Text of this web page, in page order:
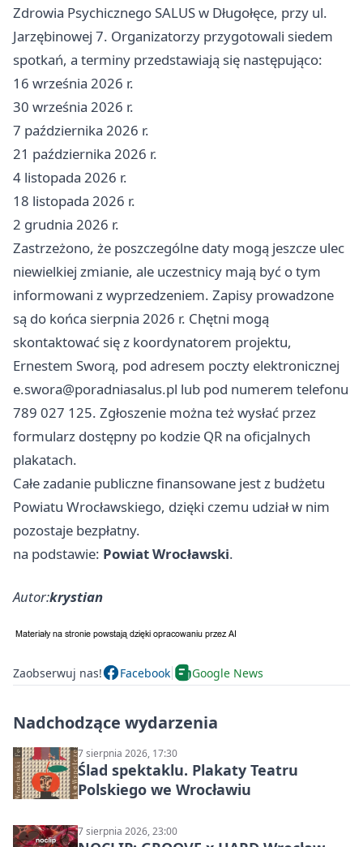
Zdrowia Psychicznego SALUS w Długołęce, przy ul.
Jarzębinowej 7. Organizatorzy przygotowali siedem
spotkań, a terminy przedstawiają się następująco:
16 września 2026 r.
30 września 2026 r.
7 października 2026 r.
21 października 2026 r.
4 listopada 2026 r.
18 listopada 2026 r.
2 grudnia 2026 r.
Zastrzeżono, że poszczególne daty mogą jeszcze ulec
niewielkiej zmianie, ale uczestnicy mają być o tym
informowani z wyprzedzeniem. Zapisy prowadzone
są do końca sierpnia 2026 r. Chętni mogą
skontaktować się z koordynatorem projektu,
Ernestem Sworą, pod adresem poczty elektronicznej
e.swora@poradniasalus.pl lub pod numerem telefonu
789 027 125. Zgłoszenie można też wysłać przez
formularz dostępny po kodzie QR na oficjalnych
plakatach.
Całe zadanie publiczne finansowane jest z budżetu
Powiatu Wrocławskiego, dzięki czemu udział w nim
pozostaje bezpłatny.
na podstawie: Powiat Wrocławski.
Autor:krystian
Zaobserwuj nas! Facebook Google News
Nadchodzące wydarzenia
7 sierpnia 2026, 17:30
Ślad spektaklu. Plakaty Teatru
Polskiego we Wrocławiu
7 sierpnia 2026, 23:00